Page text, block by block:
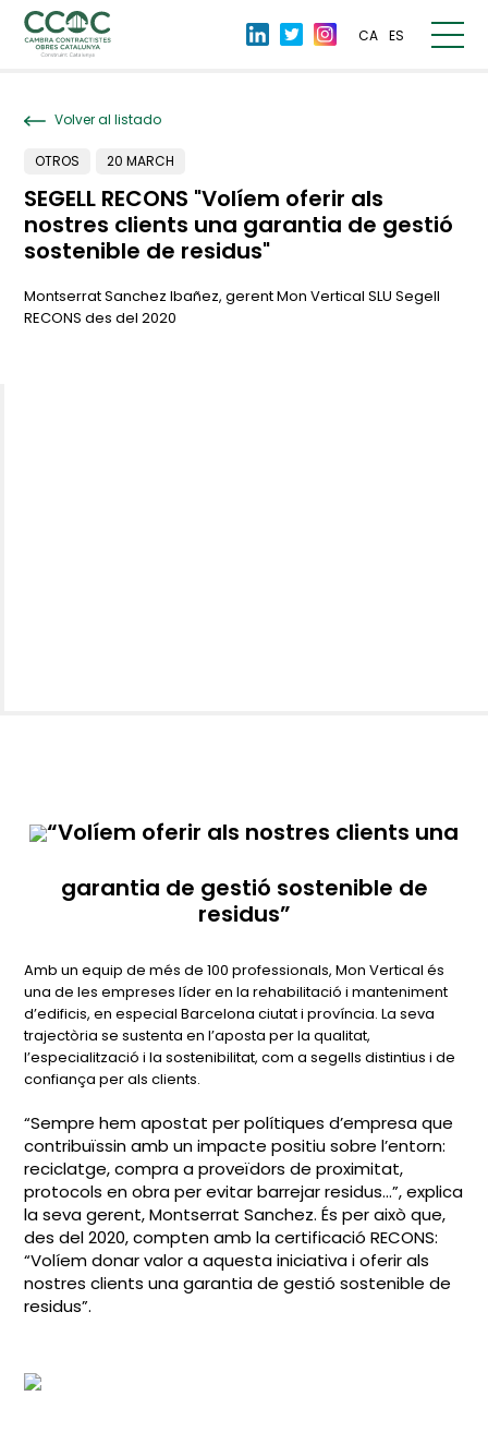
CA ES
Volver al listado
OTROS 20 MARCH
SEGELL RECONS "Volíem oferir als
nostres clients una garantia de gestió
sostenible de residus"
Montserrat Sanchez Ibañez, gerent Mon Vertical SLU Segell
RECONS des del 2020
“Volíem oferir als nostres clients una
garantia de gestió sostenible de
residus”
Amb un equip de més de 100 professionals, Mon Vertical és
una de les empreses líder en la rehabilitació i manteniment
d’edificis, en especial Barcelona ciutat i província. La seva
trajectòria se sustenta en l’aposta per la qualitat,
l’especialització i la sostenibilitat, com a segells distintius i de
confiança per als clients.
“Sempre hem apostat per polítiques d’empresa que
contribuïssin amb un impacte positiu sobre l’entorn:
reciclatge, compra a proveïdors de proximitat,
protocols en obra per evitar barrejar residus...”, explica
la seva gerent, Montserrat Sanchez. És per això que,
des del 2020, compten amb la certificació RECONS:
“Volíem donar valor a aquesta iniciativa i oferir als
nostres clients una garantia de gestió sostenible de
residus”.